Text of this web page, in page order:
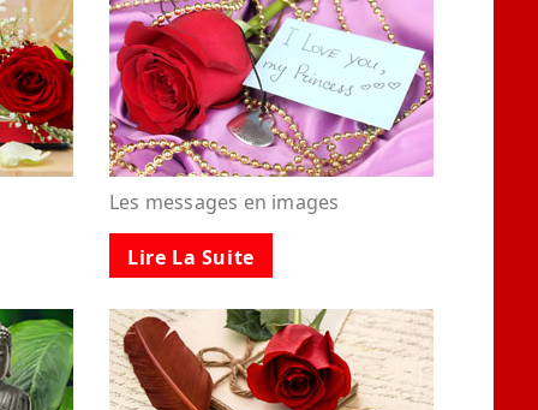
Les messages en images
Lire La Suite